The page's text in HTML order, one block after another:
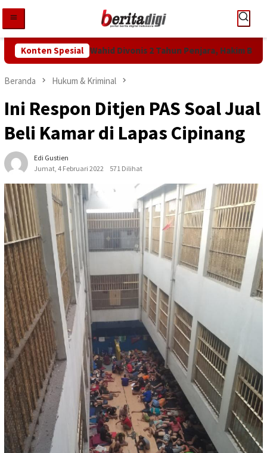
konten
Konten Spesial
KPK! Abdul Wahid Divonis 2 Tahun Penjara, Hakim Bebankan
Beranda Hukum & Kriminal
Ini Respon Ditjen PAS Soal Jual
Beli Kamar di Lapas Cipinang
Edi Gustien
Jumat, 4 Februari 2022
571 Dilihat